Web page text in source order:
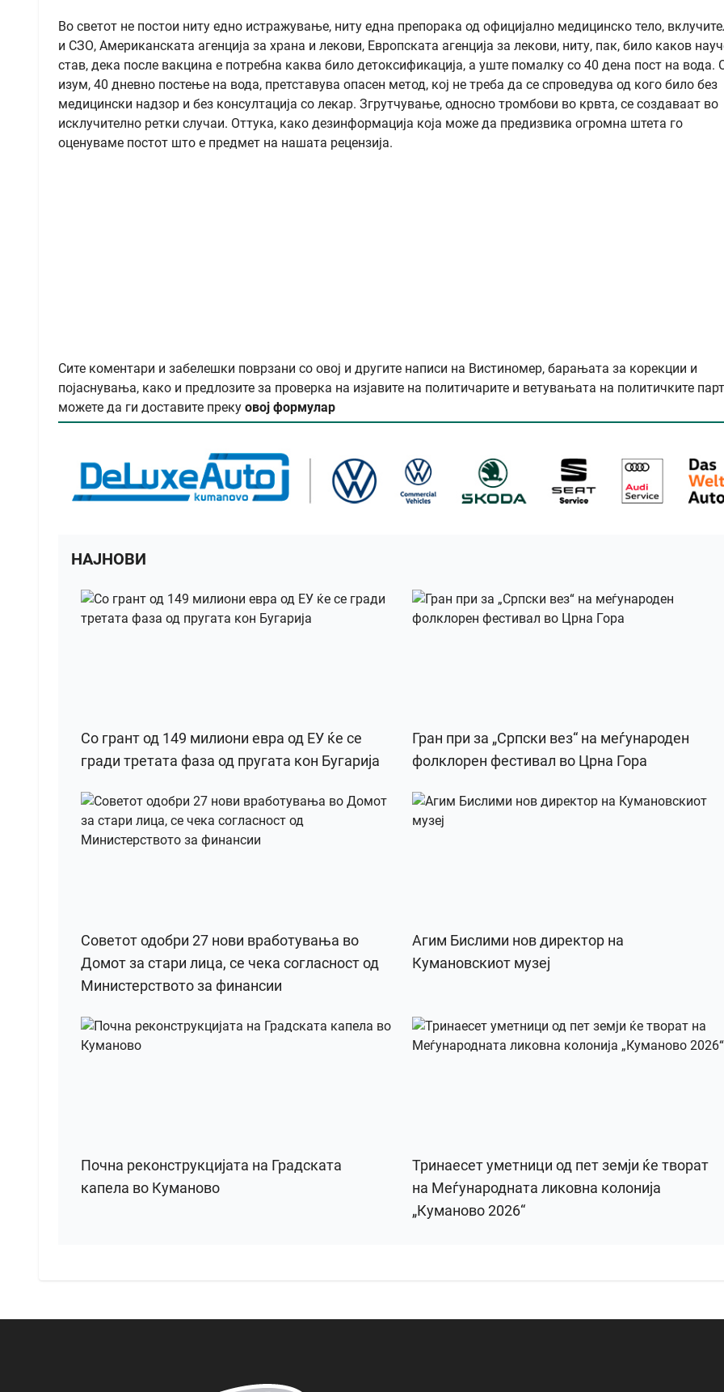
Во светот не постои ниту едно истражување, ниту една препорака од официјално медицинско тело,
и СЗО, Американската агенција за храна и лекови, Европската агенција за лекови, ниту, пак, било каков
став, дека после вакцина е потребна каква било детоксификација, а уште помалку со 40 дена пост на вода.
изум, 40 дневно постење на вода, претставува опасен метод, кој не треба да се спроведува од кого било без
медицински надзор и без консултација со лекар. Згрутчување, односно тромбови во крвта, се создаваат во
исклучително ретки случаи. Оттука, како дезинформација која може да предизвика огромна штета го
оценуваме постот што е предмет на нашата рецензија.
Сите коментари и забелешки поврзани со овој и другите написи на Вистиномер, барањата за корекции и
појаснувања, како и предлозите за проверка на изјавите на политичарите и ветувањата на политичките
можете да ги доставите преку овој формулар
НАЈНОВИ
Со грант од 149 милиони евра од ЕУ ќе се
гради третата фаза од пругата кон Бугарија
Гран при за „Српски вез“ на меѓународен
фолклорен фестивал во Црна Гора
Советот одобри 27 нови вработувања во
Домот за стари лица, се чека согласност од
Министерството за финансии
Агим Бислими нов директор на
Кумановскиот музеј
Почна реконструкцијата на Градската
капела во Куманово
Тринаесет уметници од пет земји ќе творат
на Меѓународната ликовна колонија
„Куманово 2026“